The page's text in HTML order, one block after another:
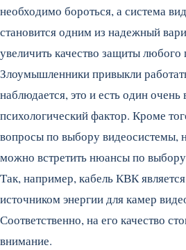
необходимо бороться, а система
становится одним из надежный
увеличить качество защиты
Злоумышленники привыкли
наблюдается, это и есть один
психологический фактор. Кроме
вопросы по выбору видеосистемы,
можно встретить нюансы по
Так, например, кабель КВК
источником энергии для камер
Соответственно, на его качество
внимание.